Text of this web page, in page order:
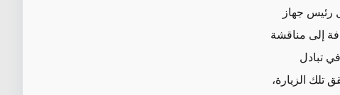
رئيس جهاز
إلى مناقشة
في تبادل
تلك الزيارة،